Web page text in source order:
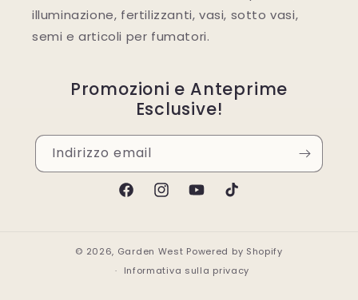
illuminazione, fertilizzanti, vasi, sotto vasi,
semi e articoli per fumatori.
Promozioni e Anteprime
Esclusive!
Indirizzo email
FacebookInstagramYouTubeTikTok
© 2026, Garden West Powered by Shopify
Informativa sulla privacy